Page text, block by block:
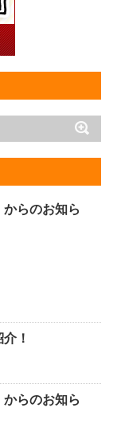
らのお知ら
！
らのお知ら